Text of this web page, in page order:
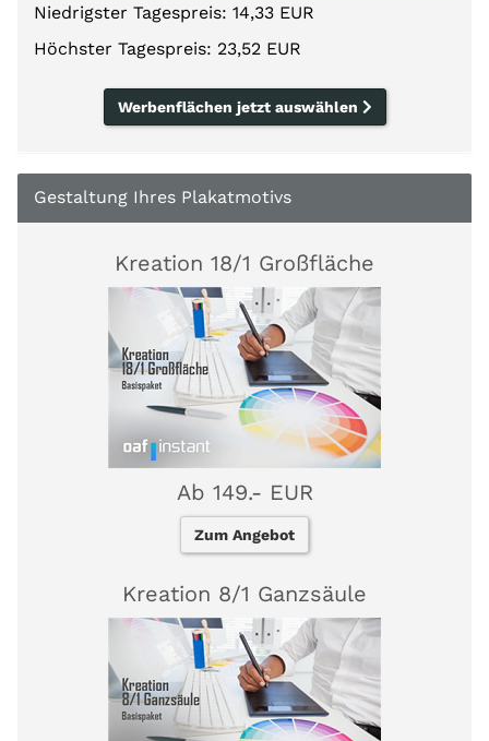
Niedrigster Tagespreis: 14,33 EUR
Höchster Tagespreis: 23,52 EUR
Werbenflächen jetzt auswählen
Gestaltung Ihres Plakatmotivs
Kreation 18/1 Großfläche
Ab 149.- EUR
Zum Angebot
Kreation 8/1 Ganzsäule